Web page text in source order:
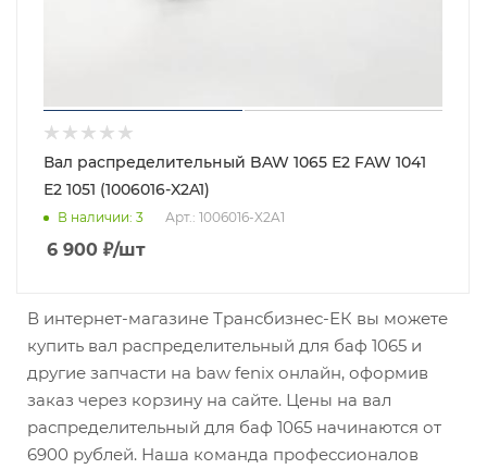
Вал распределительный BAW 1065 Е2 FAW 1041
Е2 1051 (1006016-X2A1)
В наличии: 3 Арт.: 1006016-X2A1
6 900 ₽/шт
В интернет-магазине Трансбизнес-ЕК вы можете
купить вал распределительный для баф 1065 и
другие запчасти на baw fenix онлайн, оформив
заказ через корзину на сайте. Цены на вал
распределительный для баф 1065 начинаются от
6900 рублей. Наша команда профессионалов